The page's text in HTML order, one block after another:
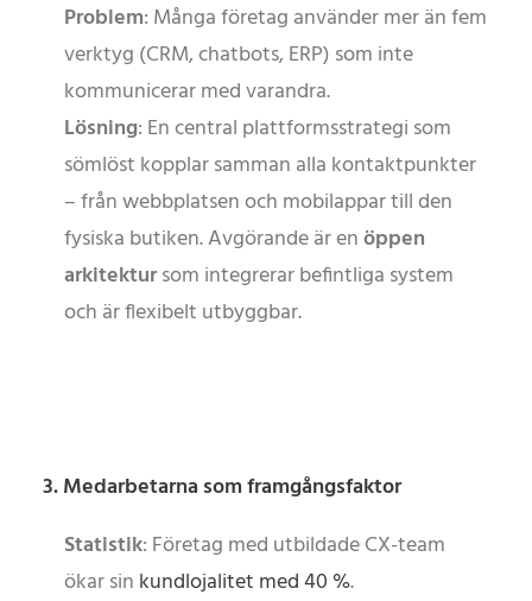
Problem: Många företag använder mer än fem
verktyg (CRM, chatbots, ERP) som inte
kommunicerar med varandra.
Lösning: En central plattformsstrategi som
sömlöst kopplar samman alla kontaktpunkter
– från webbplatsen och mobilappar till den
fysiska butiken. Avgörande är enöppen
arkitektursom integrerar befintliga system
och är flexibelt utbyggbar.
3. Medarbetarna som framgångsfaktor
Statistik: Företag med utbildade CX-team
ökar sin kundlojalitet med 40 %.